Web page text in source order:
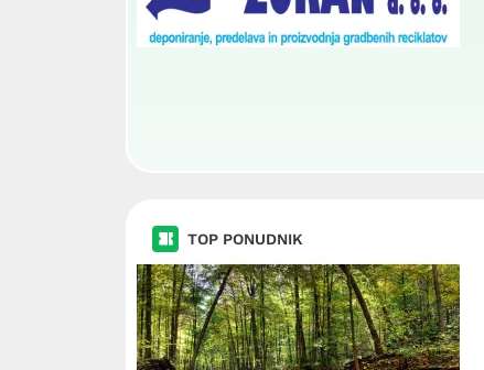
TOP PONUDNIK